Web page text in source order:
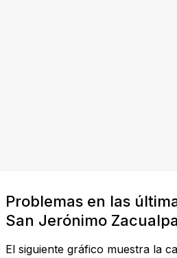
Problemas en las
San Jerónimo
El siguiente gráfico muestra la